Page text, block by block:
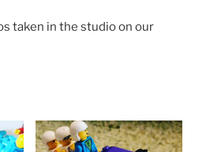
taken in the studio on our